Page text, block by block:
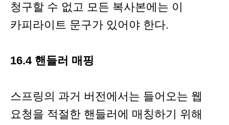
청구할 수 없고 모든 복사본에는 이
카피라이트 문구가 있어야 한다.
16.4 핸들러 매핑
스프링의 과거 버전에서는 들어오는 웹
요청을 적절한 핸들러에 매칭하기 위해